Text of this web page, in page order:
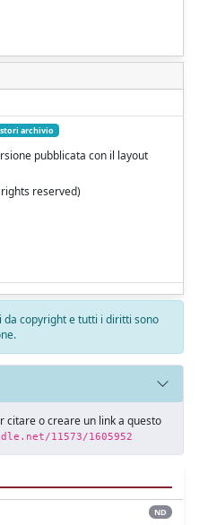
archivio
pubblicata con il layout
reserved)
da copyright e tutti i diritti sono
citare o creare un link a questo
11573/1605952
ND